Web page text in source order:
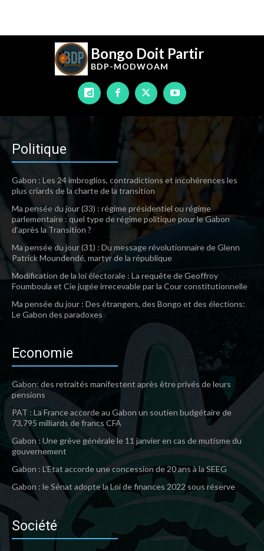
Bongo Doit Partir
BDP-MODWOAM
Politique
Gabon : Les 24 imbroglios, contradictions et incohérences les
plus criards de la charte de la transition
Ma pensée du jour (33) : régime présidentiel ou régime
parlementaire : quel type de régime politique pour le Gabon
d’après la Transition ?
Ma pensée du jour (31) : Du message révolutionnaire de Glenn
Patrick Moundendé, martyr de la république
Modification de la loi électorale : La requête de Geoffroy
Foumboula et Cie jugée irrecevable par la Cour constitutionnelle
Ma pensée du jour : Des étrangers, des Bongo et des élections:
Le Gabon des paradoxes
Economie
Gabon: des retraités manifestent après être privés de leurs
pensions
PAT : La France accorde au Gabon un soutien budgétaire de
73,795 milliards de francs CFA
Gabon : Une grève générale le 11 janvier en cas de mutisme du
gouvernement
Gabon : L’Etat accorde une concession de 20 ans à la SEEG
Gabon : le Sénat adopte la Loi de finances 2022 sous réserve
Société